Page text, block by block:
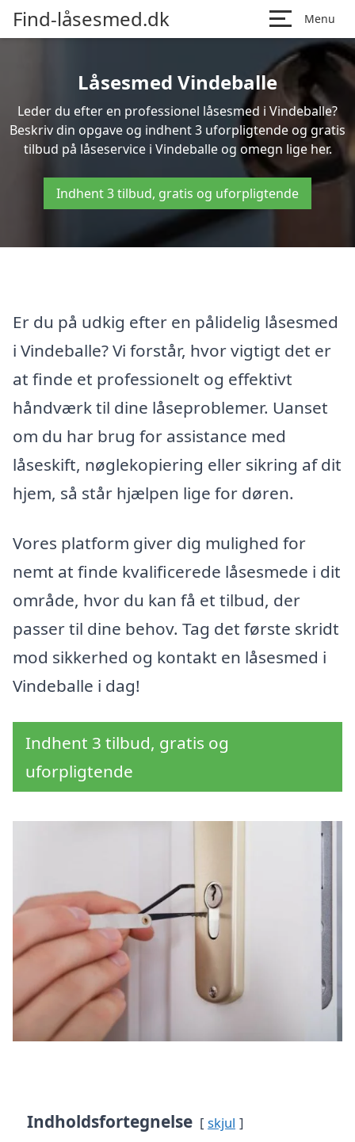
Find-låsesmed.dk Menu
Låsesmed Vindeballe
Leder du efter en professionel låsesmed i Vindeballe?
Beskriv din opgave og indhent 3 uforpligtende og gratis
tilbud på låseservice i Vindeballe og omegn lige her.
Indhent 3 tilbud, gratis og uforpligtende
Er du på udkig efter en pålidelig låsesmed
i Vindeballe? Vi forstår, hvor vigtigt det er
at finde et professionelt og effektivt
håndværk til dine låseproblemer. Uanset
om du har brug for assistance med
låseskift, nøglekopiering eller sikring af dit
hjem, så står hjælpen lige for døren.
Vores platform giver dig mulighed for
nemt at finde kvalificerede låsesmede i dit
område, hvor du kan få et tilbud, der
passer til dine behov. Tag det første skridt
mod sikkerhed og kontakt en låsesmed i
Vindeballe i dag!
Indhent 3 tilbud, gratis og
uforpligtende
Indholdsfortegnelse skjul